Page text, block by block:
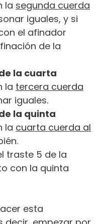
la segunda cuerda
iguales, y si
el afinador
de la
la cuarta
la tercera cuerda
iguales.
la quinta
la cuarta cuerda al
traste 5 de la
con la quinta
esta